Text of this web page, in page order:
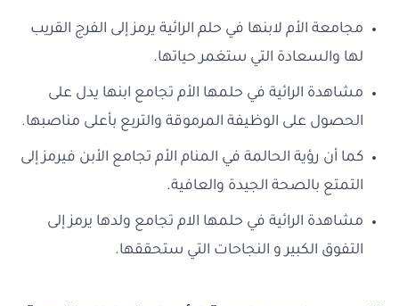
مجامعة الأم لابنها في حلم الرائية يرمز إلى الفرج القريب
لها والسعادة التي ستغمر حياتها.
مشاهدة الرائية في حلمها الأم تجامع ابنها يدل على
الحصول على الوظيفة المرموقة والتربع بأعلى مناصبها.
كما أن رؤية الحالمة في المنام الأم تجامع الأبن فيرمز إلى
التمتع بالصحة الجيدة والعافية.
مشاهدة الرائية في حلمها الام تجامع ولدها يرمز إلى
التفوق الكبير و النجاحات التي ستحققها.